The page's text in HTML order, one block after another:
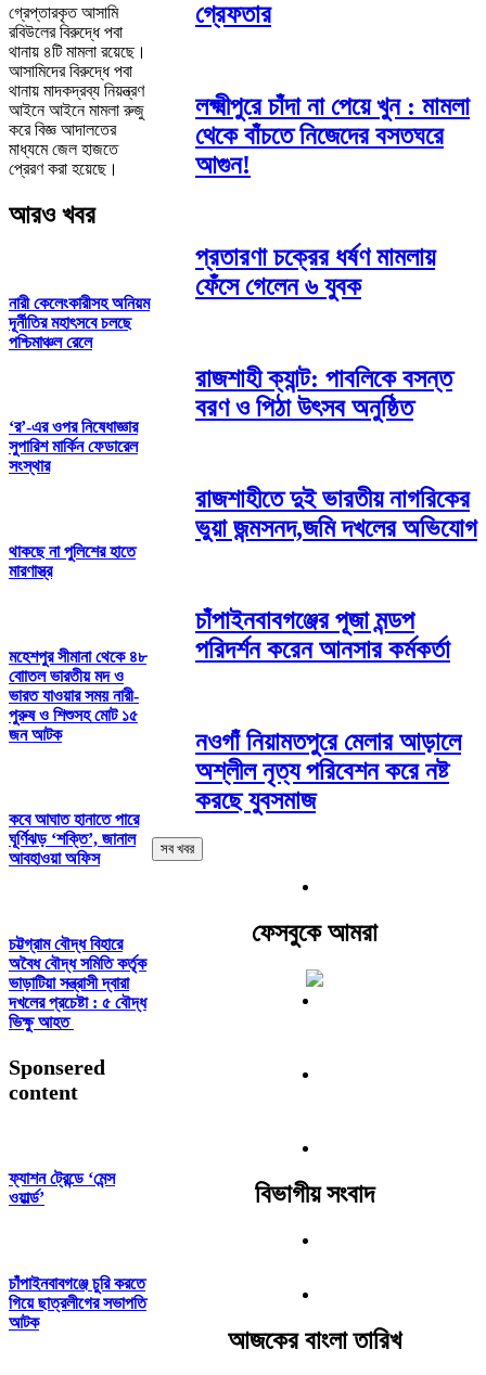
গ্রেপ্তারকৃত আসামি
রবিউলের বিরুদ্ধে পবা
থানায় ৪টি মামলা রয়েছে।
আসামিদের বিরুদ্ধে পবা
থানায় মাদকদ্রব্য নিয়ন্ত্রণ
আইনে আইনে মামলা রুজু
করে বিজ্ঞ আদালতের
মাধ্যমে জেল হাজতে
প্রেরণ করা হয়েছে।
আরও খবর
নারী কেলেংকারীসহ অনিয়ম
দূর্নীতির মহাৎসবে চলছে
পশ্চিমাঞ্চল রেলে
‘র’-এর ওপর নিষেধাজ্ঞার
সুপারিশ মার্কিন ফেডারেল
সংস্থার
থাকছে না পুলিশের হাতে
মারণাস্ত্র
মহেশপুর সীমানা থেকে ৪৮
বাোতল ভারতীয় মদ ও
ভারত যাওয়ার সময় নারী-
পুরুষ ও শিশুসহ মোট ১৫
জন আটক
কবে আঘাত হানাতে পারে
ঘূর্ণিঝড় ‘শক্তি’, জানাল
আবহাওয়া অফিস
চট্টগ্রাম বৌদ্ধ বিহারে
অবৈধ বৌদ্ধ সমিতি কর্তৃক
ভাড়াটিয়া সন্ত্রাসী দ্বারা
দখলের প্রচেষ্টা : ৫ বৌদ্ধ
ভিক্ষু আহত
Sponsered
content
ফ্যাশন ট্রেন্ডে ‘মেন্স
ওয়ার্ল্ড’
চাঁপাইনবাবগঞ্জে চুরি করতে
গিয়ে ছাত্রলীগের সভাপতি
আটক
গ্রেফতার
লক্ষ্মীপুরে চাঁদা না পেয়ে খুন : মামলা
থেকে বাঁচতে নিজেদের বসতঘরে
আগুন!
প্রতারণা চক্রের ধর্ষণ মামলায়
ফেঁসে গেলেন ৬ যুবক
রাজশাহী ক্যান্ট: পাবলিকে বসন্ত
বরণ ও পিঠা উৎসব অনুষ্ঠিত
রাজশাহীতে দুই ভারতীয় নাগরিকের
ভুয়া জন্মসনদ,জমি দখলের অভিযোগ
চাঁপাইনবাবগঞ্জের পূজা মন্ডপ
পরিদর্শন করেন আনসার কর্মকর্তা
নওগাঁ নিয়ামতপুরে মেলার আড়ালে
অশ্লীল নৃত্য পরিবেশন করে নষ্ট
করছে যুবসমাজ
সব খবর
ফেসবুকে আমরা
বিভাগীয় সংবাদ
আজকের বাংলা তারিখ